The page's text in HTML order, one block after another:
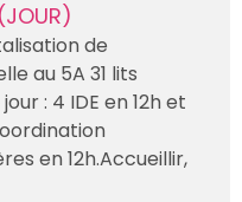
de
au 5A 31 lits
: 4 IDE en 12h et
en 12h.Accueillir,